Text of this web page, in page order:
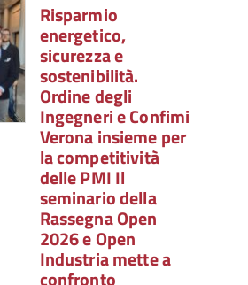
Risparmio
energetico,
sicurezza e
sostenibilità.
Ordine degli
Ingegneri e Confimi
Verona insieme per
la competitività
delle PMI Il
seminario della
Rassegna Open
2026 e Open
Industria mette a
confronto